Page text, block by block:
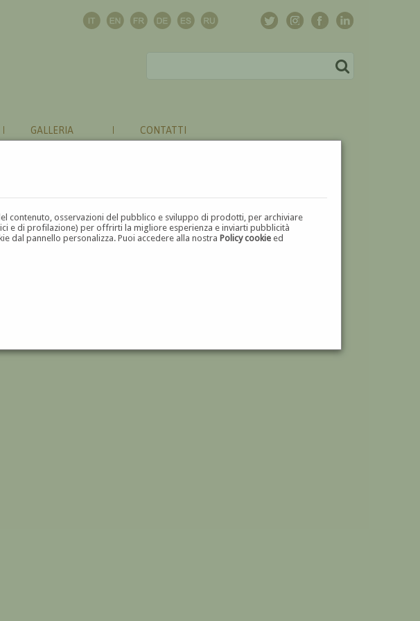
contenuto, osservazioni del pubblico e sviluppo di prodotti, per archiviare
e di profilazione) per offrirti la migliore esperienza e inviarti pubblicità
dal pannello personalizza. Puoi accedere alla nostraPolicy cookie ed
GALLERIA CONTATTI
P Q R S T U V W X Y Z